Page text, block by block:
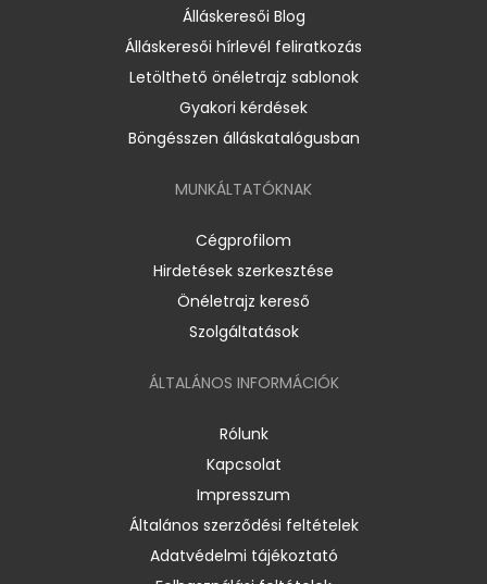
Álláskeresői Blog
Álláskeresői hírlevél feliratkozás
Letölthető önéletrajz sablonok
Gyakori kérdések
Böngésszen álláskatalógusban
MUNKÁLTATÓKNAK
Cégprofilom
Hirdetések szerkesztése
Önéletrajz kereső
Szolgáltatások
ÁLTALÁNOS INFORMÁCIÓK
Rólunk
Kapcsolat
Impresszum
Általános szerződési feltételek
Adatvédelmi tájékoztató